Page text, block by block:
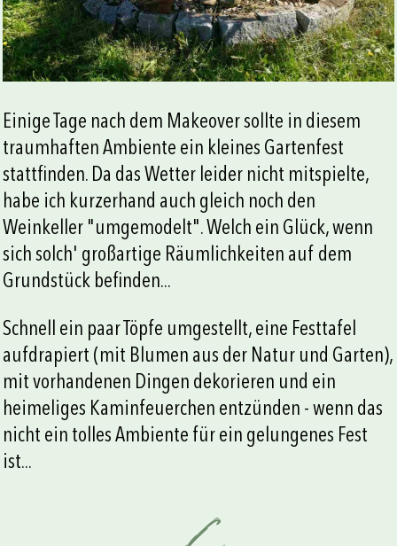
Einige Tage nach dem Makeover sollte in diesem
traumhaften Ambiente ein kleines Gartenfest
stattfinden. Da das Wetter leider nicht mitspielte,
habe ich kurzerhand auch gleich noch den
Weinkeller "umgemodelt". Welch ein Glück, wenn
sich solch' großartige Räumlichkeiten auf dem
Grundstück befinden...
Schnell ein paar Töpfe umgestellt, eine Festtafel
aufdrapiert (mit Blumen aus der Natur und Garten),
mit vorhandenen Dingen dekorieren und ein
heimeliges Kaminfeuerchen entzünden - wenn das
nicht ein tolles Ambiente für ein gelungenes Fest
ist...